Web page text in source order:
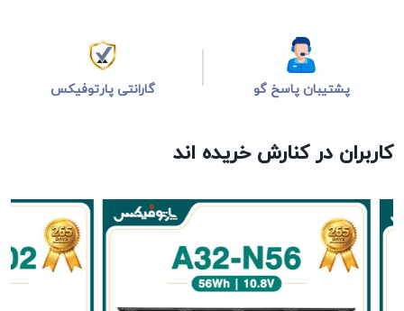
پشتیبان پاسخ گو گارانتی پارتوفیکس
کاربران در کنارش خریده اند